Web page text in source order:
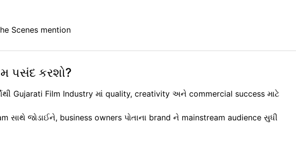
Scenes mention
પસંદ કરશો?
Gujarati Film Industry માં quality, creativity અને commercial success માટે
જોડાઈને, business owners પોતાના brand ને mainstream audience સુધી